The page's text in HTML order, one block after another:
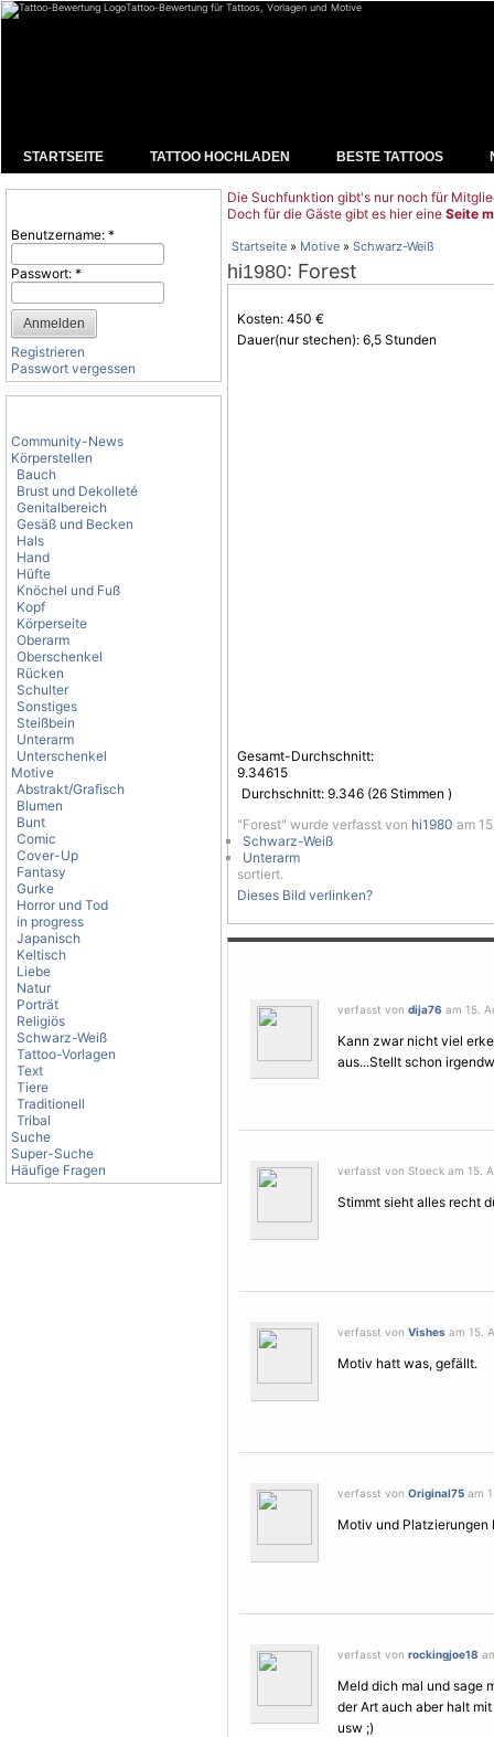
Tattoo-Bewertung für Tattoos, Vorlagen und Motive
STARTSEITE TATTOO HOCHLADEN BESTE TATTOOS
Benutzername: *
Passwort: *
Registrieren
Passwort vergessen
Community-News
Körperstellen
Bauch
Brust und Dekolleté
Genitalbereich
Gesäß und Becken
Hals
Hand
Hüfte
Knöchel und Fuß
Kopf
Körperseite
Oberarm
Oberschenkel
Rücken
Schulter
Sonstiges
Steißbein
Unterarm
Unterschenkel
Motive
Abstrakt/Grafisch
Blumen
Bunt
Comic
Cover-Up
Fantasy
Gurke
Horror und Tod
in progress
Japanisch
Keltisch
Liebe
Natur
Porträt
Religiös
Schwarz-Weiß
Tattoo-Vorlagen
Text
Tiere
Traditionell
Tribal
Suche
Super-Suche
Häufige Fragen
Die Suchfunktion gibt's nur noch für
Doch für die Gäste gibt es hier eine Seite
Startseite » Motive » Schwarz-Weiß
hi1980: Forest
Kosten: 450 €
Dauer(nur stechen): 6,5 Stunden
Gesamt-Durchschnitt:
9.34615
Durchschnitt: 9.346 (26 Stimmen )
"Forest" wurde verfasst von hi1980 am
Schwarz-Weiß
Unterarm
sortiert.
Dieses Bild verlinken?
verfasst von dija76 am 15.
Kann zwar nicht viel
aus...Stellt schon
verfasst von Stoeck am 15.
Stimmt sieht alles recht
verfasst von Vishes am 15.
Motiv hatt was, gefällt.
verfasst von Original75 am
Motiv und Platzierungen
verfasst von rockingjoe18
Meld dich mal und sage
der Art auch aber halt
usw ;)